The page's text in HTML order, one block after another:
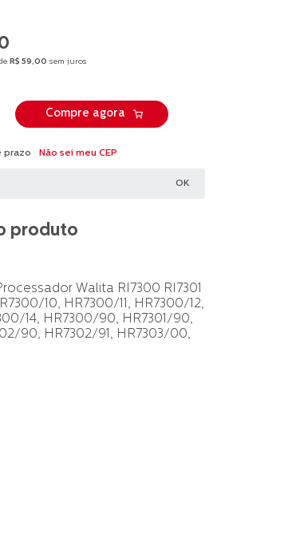
R$ 59,00 sem juros
Compre agora
Não sei meu CEP
produto
Walita RI7300 RI7301
10, HR7300/11, HR7300/12,
14, HR7300/90, HR7301/90,
90, HR7302/91, HR7303/00,